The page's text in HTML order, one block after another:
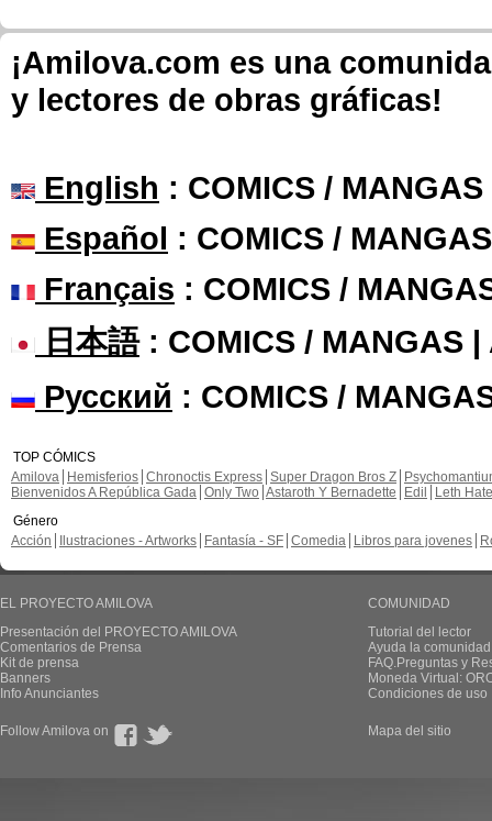
¡Amilova.com es una
y lectores de obras gráficas!
English : COMICS /
Español : COMICS /
Français : COMICS /
日本語: COMICS / MANGAS |
Русский : COMICS /
TOP CÓMICS
Amilova
Hemisferios Chronoctis Express Super Dragon Bros Z
Bienvenidos A República Gada Only Two Astaroth Y Bernadette Edil
Leth Hate
Género
Acción
Ilustraciones - Artworks Fantasía - SF Comedia Libros para jovenes
EL PROYECTO AMILOVA
Presentación del PROYECTO AMILOVA
Comentarios de Prensa
Kit de prensa
Banners
Info Anunciantes
COMUNIDAD
Tutorial del lector
Ayuda la
FAQ.Preguntas y
Moneda Virtual:
Condiciones de uso
Follow Amilova on Mapa del sitio